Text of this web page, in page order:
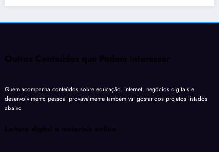
Outros Conteúdos que Podem Interessar
Quem acompanha conteúdos sobre educação, internet, negócios digitais e
desenvolvimento pessoal provavelmente também vai gostar dos projetos listados
abaixo.
Leitura digital e materiais online